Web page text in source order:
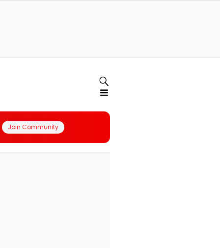
Join Community